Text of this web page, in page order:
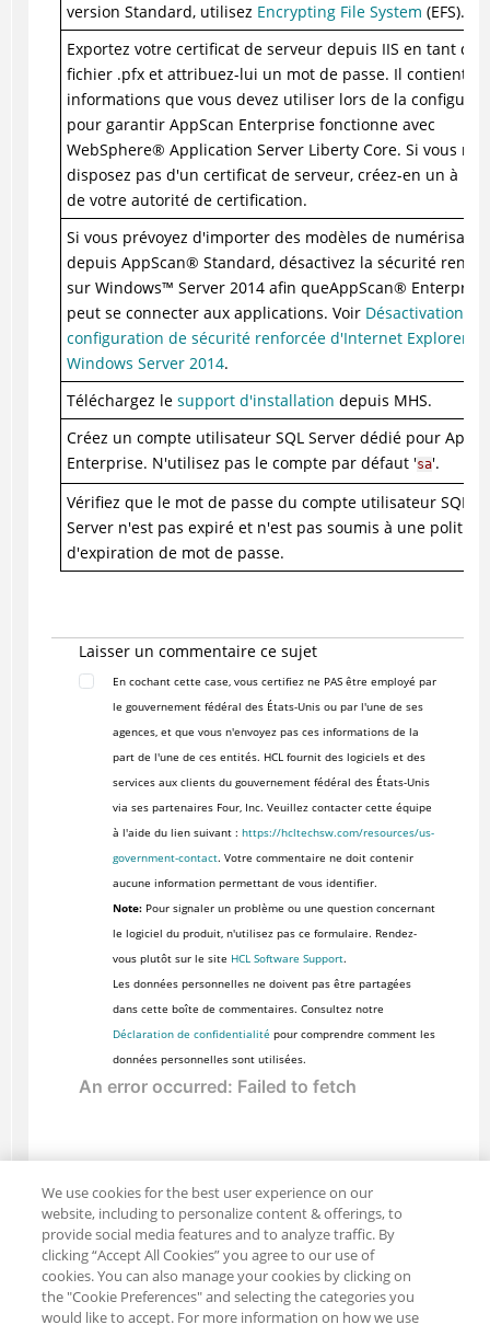
version Standard, utilisez Encrypting File System (EFS).
Exportez votre certificat de serveur depuis IIS en tant que
fichier .pfx et attribuez-lui un mot de passe. Il contient
informations que vous devez utiliser lors de la
pour garantir AppScan Enterprise fonctionne avec
WebSphere® Application Server Liberty Core. Si vous ne
disposez pas d'un certificat de serveur, créez-en un à
de votre autorité de certification.
Si vous prévoyez d'importer des modèles de
depuis AppScan® Standard, désactivez la sécurité
sur Windows™ Server 2014 afin queAppScan® Enterprise
peut se connecter aux applications. Voir Désactivation
configuration de sécurité renforcée d'Internet Explorer
Windows Server 2014.
Téléchargez le support d'installation depuis MHS.
Créez un compte utilisateur SQL Server dédié pour
Enterprise. N'utilisez pas le compte par défaut 'sa'.
Vérifiez que le mot de passe du compte utilisateur SQL
Server n'est pas expiré et n'est pas soumis à une
d'expiration de mot de passe.
Laisser un commentaire ce sujet
En cochant cette case, vous certifiez ne PAS être employé par
le gouvernement fédéral des États-Unis ou par l'une de ses
agences, et que vous n'envoyez pas ces informations de la
part de l'une de ces entités. HCL fournit des logiciels et des
services aux clients du gouvernement fédéral des États-Unis
via ses partenaires Four, Inc. Veuillez contacter cette équipe
à l'aide du lien suivant : https://hcltechsw.com/resources/us-
government-contact. Votre commentaire ne doit contenir
aucune information permettant de vous identifier.
Note:Pour signaler un problème ou une question concernant
le logiciel du produit, n'utilisez pas ce formulaire. Rendez-
vous plutôt sur le site HCL Software Support.
Les données personnelles ne doivent pas être partagées
dans cette boîte de commentaires. Consultez notre
Déclaration de confidentialité pour comprendre comment les
données personnelles sont utilisées.
We use cookies for the best user experience on our
website, including to personalize content & offerings, to
provide social media features and to analyze traffic. By
clicking “Accept All Cookies” you agree to our use of
cookies. You can also manage your cookies by clicking on
the "Cookie Preferences" and selecting the categories you
would like to accept. For more information on how we use